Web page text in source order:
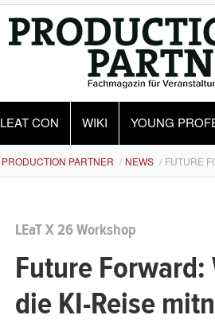
LEAT CON WIKI YOUNG
PRODUCTION PARTNER NEWS FUTURE
LEaT X 26 Workshop
Future Forward:
die KI-Reise